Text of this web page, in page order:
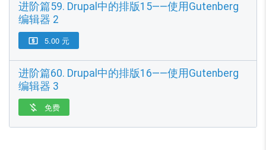
进阶篇59. Drupal中的排版15——使用Gutenberg
编辑器 2
 5.00 元
进阶篇60. Drupal中的排版16——使用Gutenberg
编辑器 3
 免费